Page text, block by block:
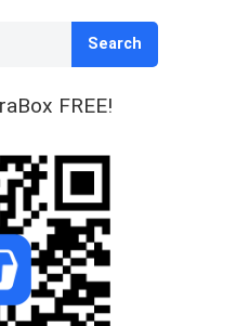
Search
FREE!